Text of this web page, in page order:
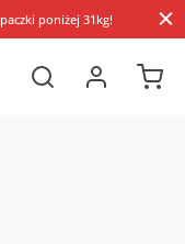
poniżej 31kg!